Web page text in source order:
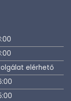
elérhető